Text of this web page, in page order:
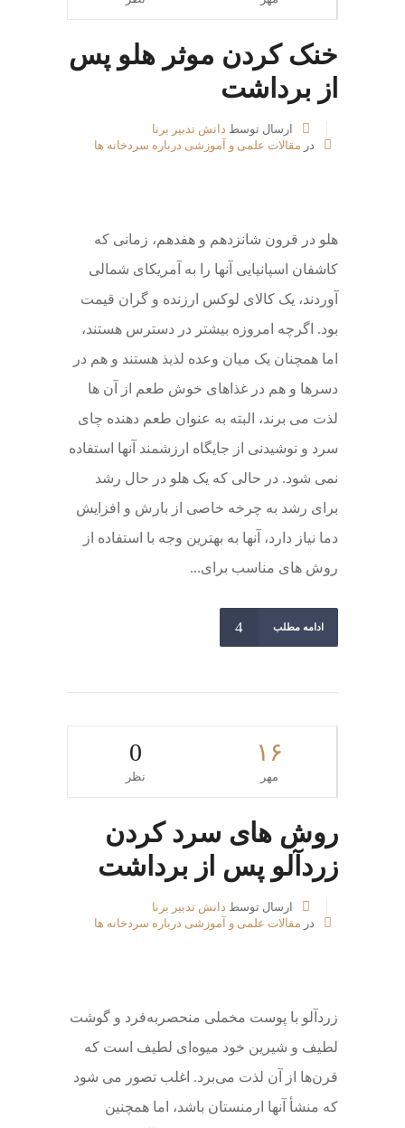
خنک کردن موثر هلو پس
از برداشت
ارسال توسط دانش تدبیر برنا
در مقالات علمی و آموزشی درباره سردخانه ها
هلو در قرون شانزدهم و هفدهم، زمانی که
کاشفان اسپانیایی آنها را به آمریکای شمالی
آوردند، یک کالای لوکس ارزنده و گران قیمت
بود. اگرچه امروزه بیشتر در دسترس هستند،
اما همچنان یک میان وعده لذیذ هستند و هم در
دسرها و هم در غذاهای خوش طعم از آن ها
لذت می برند، البته به عنوان طعم دهنده چای
سرد و نوشیدنی از جایگاه ارزشمند آنها استفاده
نمی شود. در حالی که یک هلو در حال رشد
برای رشد به چرخه خاصی از بارش و افزایش
دما نیاز دارد، آنها به بهترین وجه با استفاده از
روش های مناسب برای...
ادامه مطلب
۱۶
مهر
0
نظر
روش های سرد کردن
زردآلو پس از برداشت
ارسال توسط دانش تدبیر برنا
در مقالات علمی و آموزشی درباره سردخانه ها
زردآلو با پوست مخملی منحصربه‌فرد و گوشت
لطیف و شیرین خود میوه‌ای لطیف است که
قرن‌ها از آن لذت می‌برد. اغلب تصور می شود
که منشأ آنها ارمنستان باشد، اما همچنین